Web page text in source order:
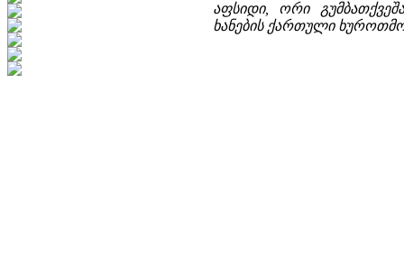
აფსიდი, ორი
ხანების ქართული